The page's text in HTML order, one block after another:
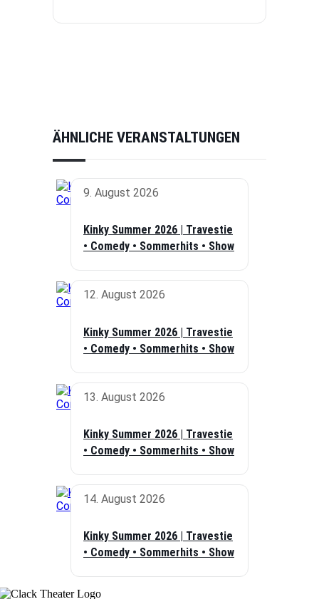
ÄHNLICHE VERANSTALTUNGEN
9. August 2026
Kinky Summer 2026 | Travestie
• Comedy • Sommerhits • Show
12. August 2026
Kinky Summer 2026 | Travestie
• Comedy • Sommerhits • Show
13. August 2026
Kinky Summer 2026 | Travestie
• Comedy • Sommerhits • Show
14. August 2026
Kinky Summer 2026 | Travestie
• Comedy • Sommerhits • Show